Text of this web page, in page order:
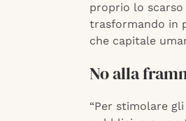
proprio lo scarso
trasformando in
che capitale
No alla
“Per stimolare